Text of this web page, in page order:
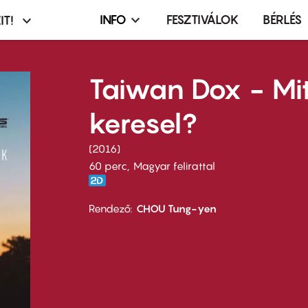
Infó,
terembérlés
menü
INFO FESZTIVÁLOK BÉRLÉS
Taiwan Dox -
keresel?
2016
60 perc,
Magyar felirattal
Rendező CHOU Tung-yen